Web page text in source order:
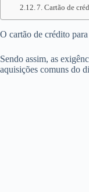
7. Cartão de
O cartão de crédito
Sendo assim, as
aquisições comuns do